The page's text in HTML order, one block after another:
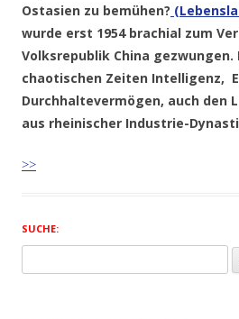
Ostasien zu bemühen?
wurde erst 1954 brachial zum
Volksrepublik China gezwungen.
chaotischen Zeiten Intelligenz,
Durchhaltevermögen, auch den
aus rheinischer Industrie-
>>
SUCHE:
nach: